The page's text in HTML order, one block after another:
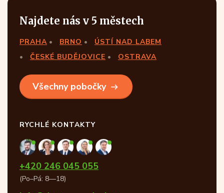
Najdete nás v 5 městech
PRAHA BRNO
ÚSTÍ NAD LABEM
ČESKÉ BUDĚJOVICE
OSTRAVA
Všechny pobočky
RYCHLÉ KONTAKTY
+420 246 045 055
(Po–Pá: 8—18)